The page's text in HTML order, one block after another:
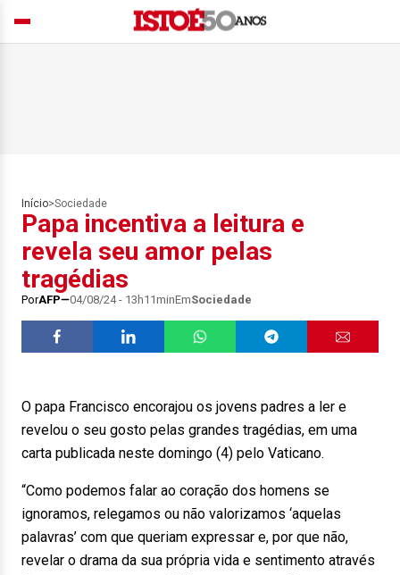
Início>Sociedade
Papa incentiva a leitura e
revela seu amor pelas
tragédias
PorAFP 04/08/24 - 13h11minEmSociedade
O papa Francisco encorajou os jovens padres a ler e
revelou o seu gosto pelas grandes tragédias, em uma
carta publicada neste domingo (4) pelo Vaticano.
“Como podemos falar ao coração dos homens se
ignoramos, relegamos ou não valorizamos ‘aquelas
palavras’ com que queriam expressar e, por que não,
revelar o drama da sua própria vida e sentimento através